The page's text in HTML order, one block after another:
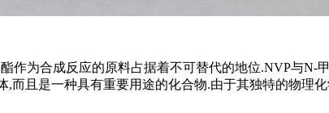
作为合成反应的原料占据着不可替代的地位.NVP与
,而且是一种具有重要用途的化合物.由于其独特的物理